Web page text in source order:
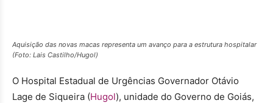
Aquisição das novas macas representa um avanço para a estrutura hospitalar
(Foto: Lais Castilho/Hugol)
O Hospital Estadual de Urgências Governador Otávio
Lage de Siqueira (Hugol), unidade do Governo de Goiás,